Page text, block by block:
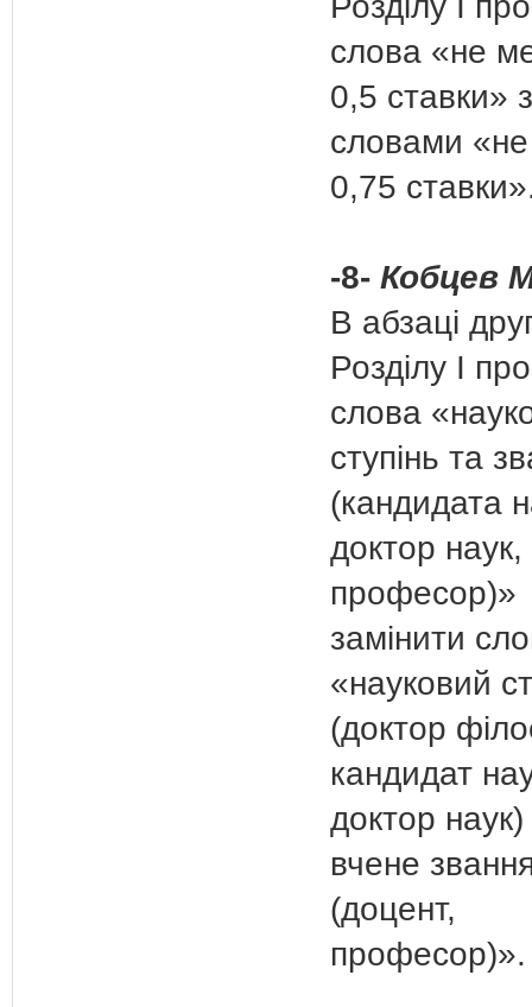
слова «не
0,5 ставки»
словами
0,75
-8- Кобцев
В абзаці
Розділу І
слова
ступінь та
(кандидата
доктор
професор)»
замінити
«науковий
(доктор
кандидат
доктор наук)
вчене
(доцент,
професор)».